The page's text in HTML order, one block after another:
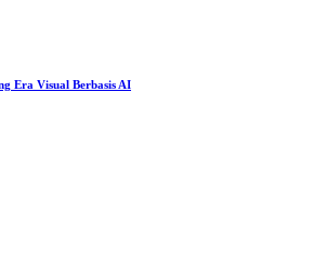
Era Visual Berbasis AI